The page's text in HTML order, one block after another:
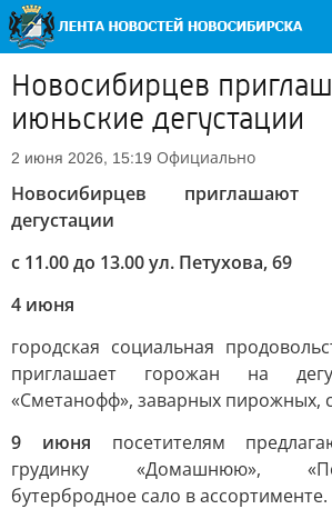
Новосибирцев
июньские дегустации
2 июня 2026, 15:19 Официально
Новосибирцев
дегустации
с 11.00 до 13.00 ул. Петухова, 69
4 июня
городская социальная
приглашает горожан на
«Сметанофф», заварных пирожных,
9 июня посетителям
грудинку «Домашнюю»,
бутербродное сало в ассортименте.